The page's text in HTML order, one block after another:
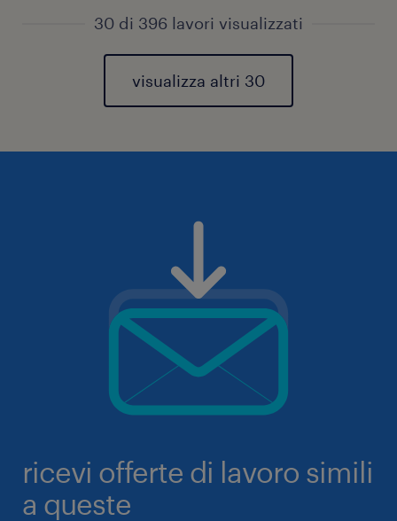
30 di 396 lavori visualizzati
visualizza altri 30
ricevi offerte di lavoro simili
a queste